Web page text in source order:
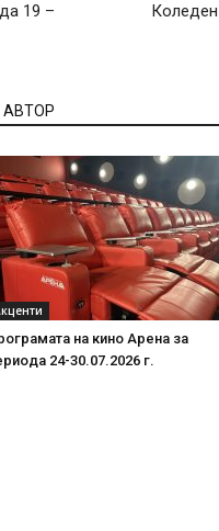
19 –
на кино Арена за
24-30.07.2026 г.